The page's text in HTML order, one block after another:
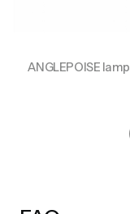
ANGLEPOISE